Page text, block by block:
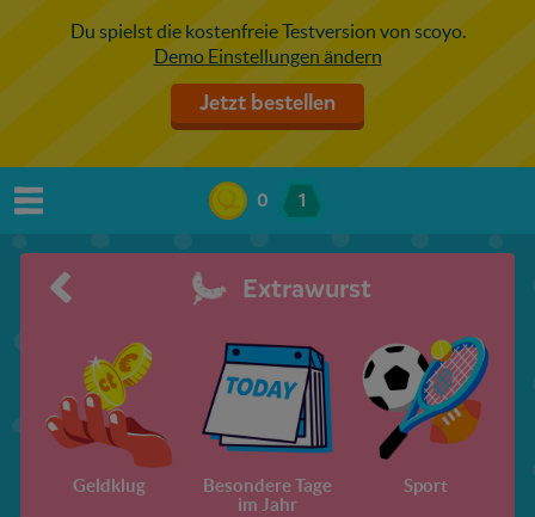
Du spielst die kostenfreie Testversion von scoyo.
Demo Einstellungen ändern
Jetzt bestellen
0 1
Extrawurst
Geldklug
Besondere Tage
im Jahr
Sport